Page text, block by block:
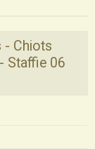
- Chiots
Staffie 06